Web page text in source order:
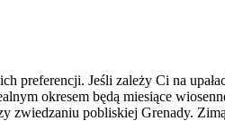
preferencji. Jeśli zależy Ci na
okresem będą miesiące
zwiedzaniu pobliskiej Grenady.